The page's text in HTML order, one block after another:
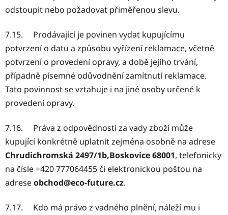
odstoupit nebo požadovat přiměřenou slevu.
7.15. Prodávající je povinen vydat kupujícímu
potvrzení o datu a způsobu vyřízení reklamace, včetně
potvrzení o provedení opravy, a době jejího trvání,
případně písemné odůvodnění zamítnutí reklamace.
Tato povinnost se vztahuje i na jiné osoby určené k
provedení opravy.
7.16. Práva z odpovědnosti za vady zboží může
kupující konkrétně uplatnit zejména osobně na adrese
Chrudichromská 2497/1b,Boskovice 68001, telefonicky
na čísle +420 777064455 či elektronickou poštou na
adreseobchod@eco-future.cz.
7.17. Kdo má právo z vadného plnění, náleží mu i